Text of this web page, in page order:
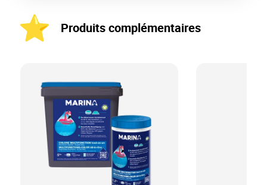
Produits complémentaires